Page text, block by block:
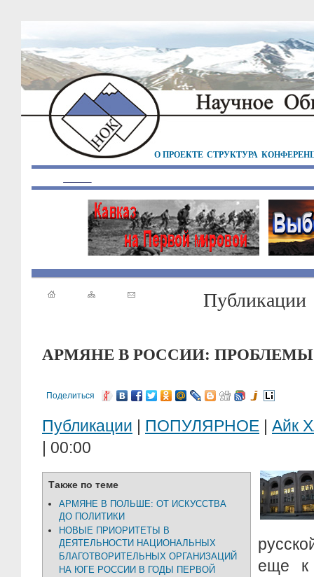
О ПРОЕКТЕ СТРУКТУРА
Публикации
АРМЯНЕ В РОССИИ:
Поделиться
Публикации | ПОПУЛЯРНОЕ | Айк
| 00:00
Также по теме
АРМЯНЕ В ПОЛЬШЕ: ОТ ИСКУССТВА
ДО ПОЛИТИКИ
НОВЫЕ ПРИОРИТЕТЫ В
ДЕЯТЕЛЬНОСТИ НАЦИОНАЛЬНЫХ
БЛАГОТВОРИТЕЛЬНЫХ ОРГАНИЗАЦИЙ
НА ЮГЕ РОССИИ В ГОДЫ ПЕРВОЙ
еще к